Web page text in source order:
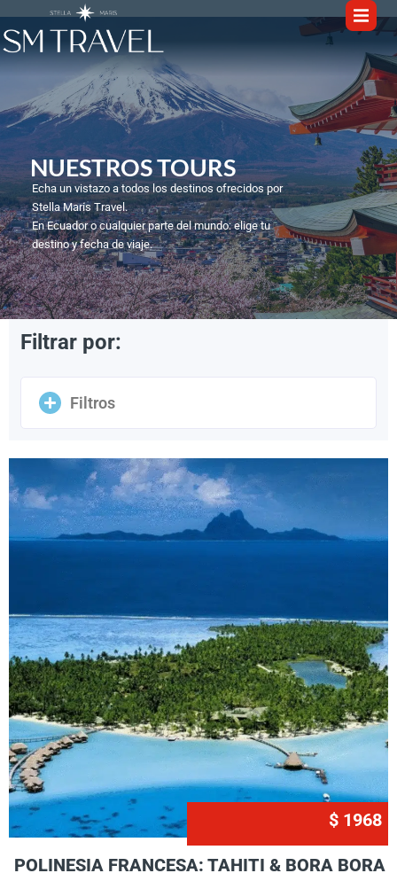
NUESTROS TOURS​
Echa un vistazo a todos los destinos ofrecidos por
Stella Maris Travel.
En Ecuador o cualquier parte del mundo: elige tu
destino y fecha de viaje.
Filtrar por:
Filtros
$ 1968
POLINESIA FRANCESA: TAHITI & BORA BORA